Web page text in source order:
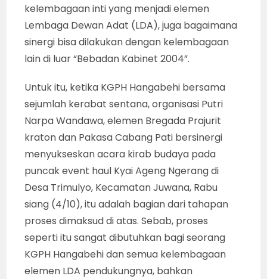
kelembagaan inti yang menjadi elemen
Lembaga Dewan Adat (LDA), juga bagaimana
sinergi bisa dilakukan dengan kelembagaan
lain di luar “Bebadan Kabinet 2004”.
Untuk itu, ketika KGPH Hangabehi bersama
sejumlah kerabat sentana, organisasi Putri
Narpa Wandawa, elemen Bregada Prajurit
kraton dan Pakasa Cabang Pati bersinergi
menyukseskan acara kirab budaya pada
puncak event haul Kyai Ageng Ngerang di
Desa Trimulyo, Kecamatan Juwana, Rabu
siang (4/10), itu adalah bagian dari tahapan
proses dimaksud di atas. Sebab, proses
seperti itu sangat dibutuhkan bagi seorang
KGPH Hangabehi dan semua kelembagaan
elemen LDA pendukungnya, bahkan